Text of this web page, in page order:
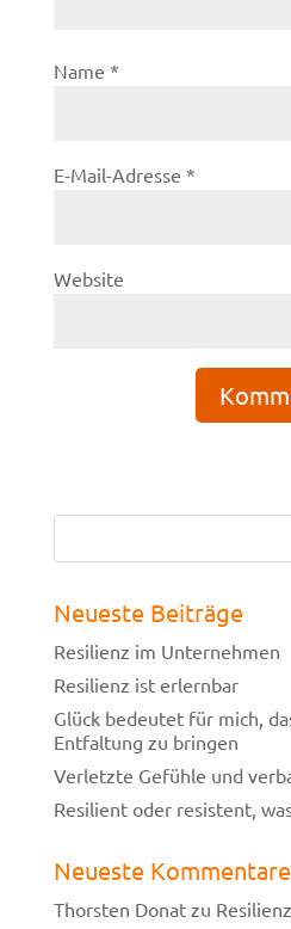
Name *
E-Mail-Adresse *
Website
Neueste Beiträge
Resilienz im Unternehmen
Resilienz ist erlernbar
Glück bedeutet für mich,
Entfaltung zu bringen
Verletzte Gefühle und
Resilient oder resistent,
Neueste Kommentare
Thorsten Donatzu